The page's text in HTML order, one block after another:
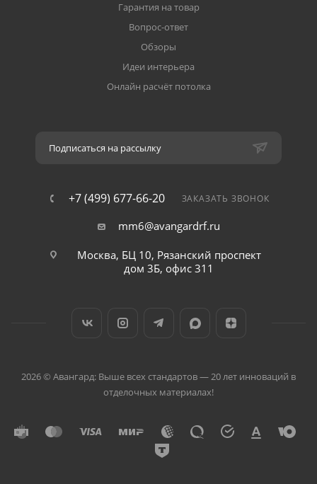
Гарантия на товар
Вопрос-ответ
Обзоры
Идеи интерьера
Онлайн расчёт потолка
Подписаться на рассылку
+7 (499) 677-66-20 ЗАКАЗАТЬ ЗВОНОК
mm6@avangardrf.ru
Москва, БЦ 10, Рязанский проспект
дом 3Б, офис 311
2026 © Авангард: Выше всех стандартов — 20 лет инноваций в
отделочных материалах!